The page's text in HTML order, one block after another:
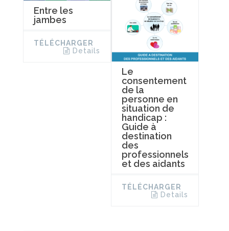
Entre les
jambes
TÉLÉCHARGER
Details
Le
consentement
de la
personne en
situation de
handicap :
Guide à
destination
des
professionnels
et des aidants
TÉLÉCHARGER
Details